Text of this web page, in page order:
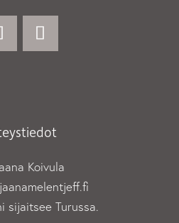
Koivula
sijaitsee Turussa.